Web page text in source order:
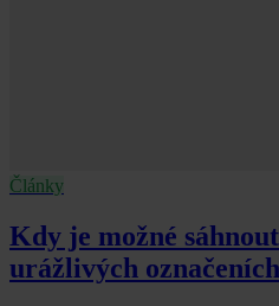
Články
Kdy je možné
urážlivých